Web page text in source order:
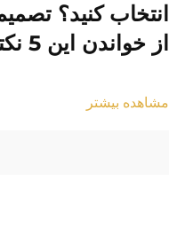
انتخاب کنید؟
از خواندن این 5 نکته بگیرید
مشاهده بیشتر